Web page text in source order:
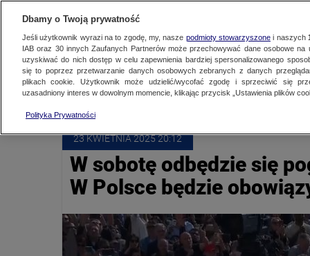
KOŚCIÓŁ KATOLICKI
W sobotę odbędzie się
W Polsce będzie
23 KWIETNIA 2025 20:12
Dbamy o Twoją prywatność
Jeśli użytkownik wyrazi na to zgodę, my, nasze podmioty stowarzyszonei naszych
IAB oraz 30innych Zaufanych Partnerów może przechowywać dane osobowe na
uzyskiwać do nich dostęp w celu zapewnienia bardziej spersonalizowanego
się to poprzez przetwarzanie danych osobowych zebranych z danych
plikach cookie. Użytkownik może udzielić/wycofać zgodę i sprzeciwić się
uzasadniony interes w dowolnym momencie, klikając przycisk „Ustawienia plików
Polityka Prywatności